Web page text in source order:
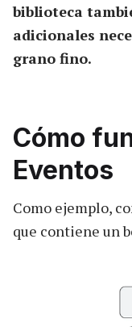
biblioteca
adicionales
grano fino.
Cómo
Eventos
Como ejemplo,
que contiene un